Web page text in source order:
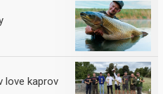
love kaprov